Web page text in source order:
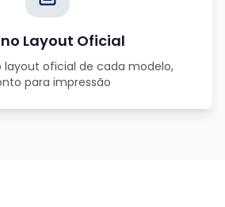
no Layout Oficial
layout oficial de cada modelo,
para impressão